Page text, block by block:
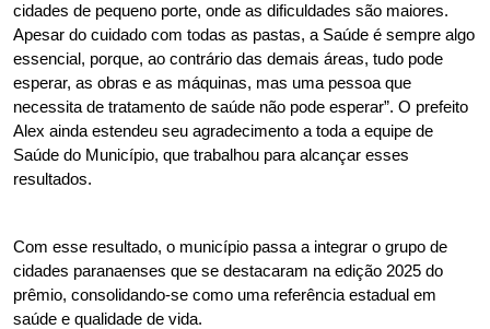
cidades de pequeno porte, onde as dificuldades são maiores.
Apesar do cuidado com todas as pastas, a Saúde é sempre algo
essencial, porque, ao contrário das demais áreas, tudo pode
esperar, as obras e as máquinas, mas uma pessoa que
necessita de tratamento de saúde não pode esperar”. O prefeito
Alex ainda estendeu seu agradecimento a toda a equipe de
Saúde do Município, que trabalhou para alcançar esses
resultados.
Com esse resultado, o município passa a integrar o grupo de
cidades paranaenses que se destacaram na edição 2025 do
prêmio, consolidando-se como uma referência estadual em
saúde e qualidade de vida.